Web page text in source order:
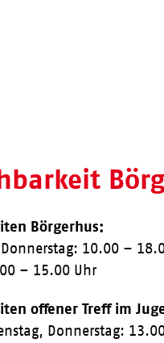
Börgerhus:
10.00 –
– 15.00 Uhr
offener Treff im
Donnerstag: